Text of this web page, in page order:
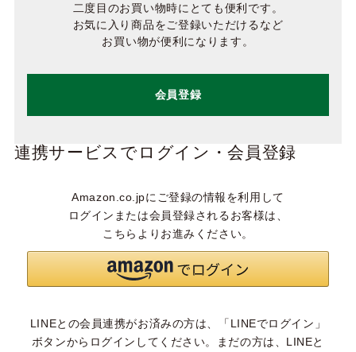
二度目のお買い物時にとても便利です。
お気に入り商品をご登録いただけるなど
お買い物が便利になります。
会員登録
連携サービスでログイン・会員登録
Amazon.co.jpにご登録の情報を利用して
ログインまたは会員登録されるお客様は、
こちらよりお進みください。
LINEとの会員連携がお済みの方は、「LINEでログイン」
ボタンからログインしてください。まだの方は、 LINEと